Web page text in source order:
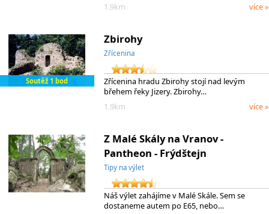
1.9km
více »
Soutěž 1 bod
Zbirohy
Zřícenina
Zřícenina hradu Zbirohy stojí nad levým
břehem řeky Jizery. Zbirohy…
1.9km
více »
Z Malé Skály na Vranov -
Pantheon - Frýdštejn
Tipy na výlet
Náš výlet zahájíme v Malé Skále. Sem se
dostaneme autem po E65, nebo…